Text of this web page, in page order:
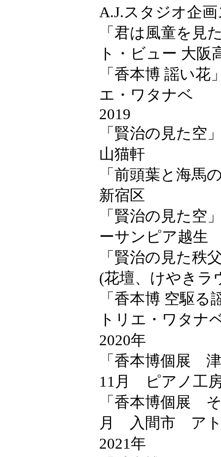
A.J.スタジオ企
「君は風童を見
ト・ビュー 大阪
「香本博 謡い花
エ・ワタナベ
2019
「賢治の見た空
山猫軒
「前頭葉と海馬
新宿区
「賢治の見た空
ーサンピア越生
「賢治の見た秩
(花壇、けやきラ
「香本博 空駆る
トリエ・ワタナ
2020年
「香本博個展
11月 ピアノ工
「香本博個展
月 入間市 アト
2021年